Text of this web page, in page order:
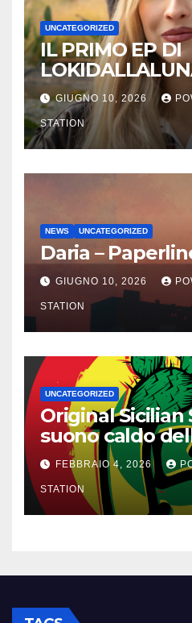
UNCATEGORIZED
IL PRIMO EP DI
LOKIDALLALUNA – IL
SCAPPA SE
GIUGNO 10, 2026
STATION
NEWS UNCATEGORIZED
Daria –
GIUGNO 10, 2026
STATION
UNCATEGORIZED
Original Sicilian
suono caldo
FEBBRAIO 4, 2026
STATION